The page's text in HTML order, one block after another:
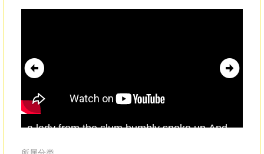
a lady from the slum humbly spoke up.And